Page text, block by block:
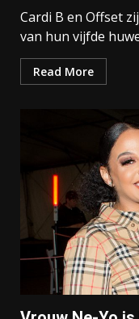
Cardi B en Offset
van hun vijfde
Read More